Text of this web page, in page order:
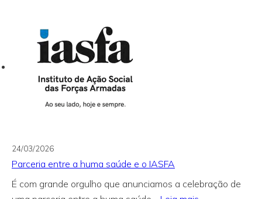
24/03/2026
Parceria entre a huma saúde e o IASFA
É com grande orgulho que anunciamos a celebração de